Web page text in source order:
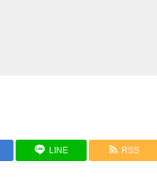
LINE RSS